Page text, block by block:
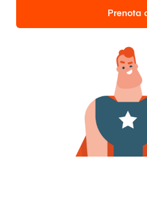
Prenota